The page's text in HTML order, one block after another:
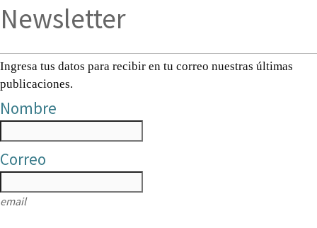
Newsletter
Ingresa tus datos para recibir en tu correo nuestras últimas
publicaciones.
Nombre
Correo
email